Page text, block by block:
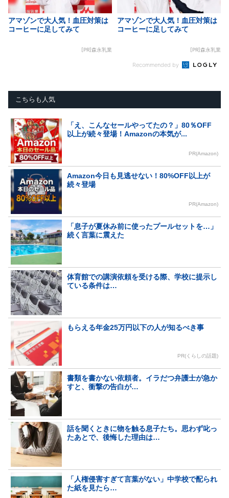
アマゾンで大人気！血圧対策は
コーヒーに足してみて
[PR]森永乳業
アマゾンで大人気！血圧対策は
コーヒーに足してみて
[PR]森永乳業
Recommended by
こちらも人気
「え、こんなセールやってたの？」80％OFF
以上が続々登場！Amazonの本気が...
PR(Amazon)
Amazon今日も見逃せない！80%OFF以上が
続々登場
PR(Amazon)
「息子が夏休み前に使ったプールセットを…」
続く言葉に震えた
体育館での講演依頼を受ける際、学校に提示し
ている条件は…
もらえる年金25万円以下の人が知るべき事
PR(くらしの話題)
書類を書かない依頼者。イラだつ弁護士が急か
すと、衝撃の告白が…
話を聞くときに物を触る息子たち。思わず叱っ
たあとで、後悔した理由は…
「人権侵害すぎて言葉がない」中学校で配られ
た紙を見たら…